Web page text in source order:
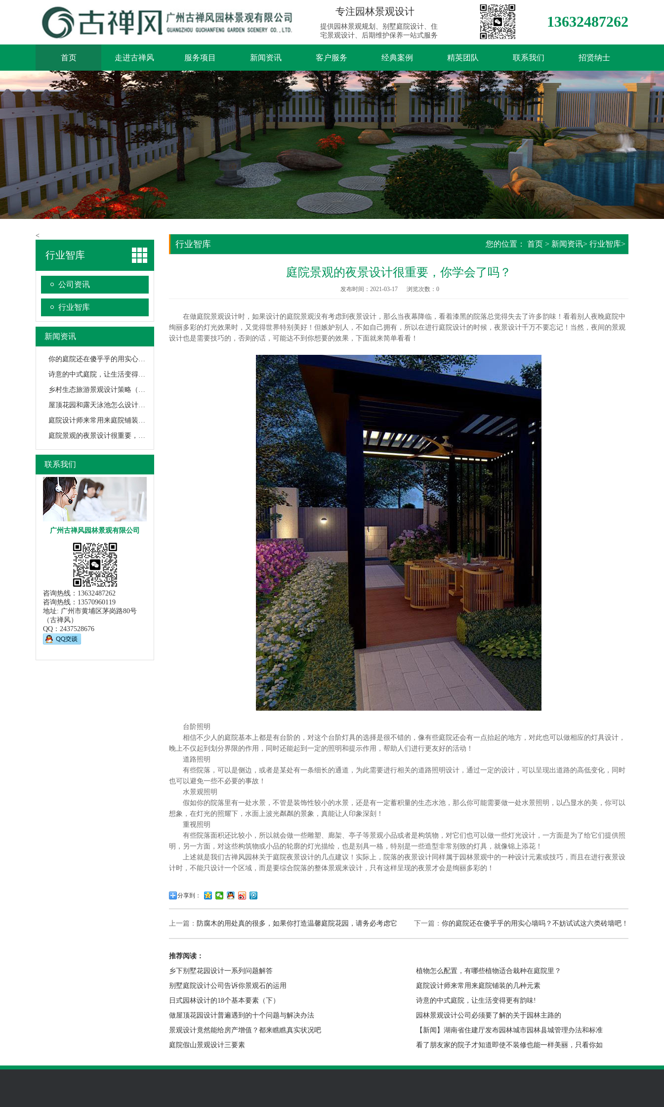
专注园林景观设计
提供园林景观规划、别墅庭院设计、住
宅景观设计、后期维护保养一站式服务
13632487262
首页 走进古禅风 服务项目 新闻资讯 客户服务 经典案例 精英团队 联系我们 招贤纳士
<
行业智库
公司资讯
行业智库
新闻资讯
你的庭院还在傻乎乎的用实心墙吗？不妨试试这六类砖墙吧！
诗意的中式庭院，让生活变得更有韵味!
乡村生态旅游景观设计策略（干货！快来围观）
屋顶花园和露天泳池怎么设计？古禅风给你答案
庭院设计师来常用来庭院铺装的几种元素
庭院景观的夜景设计很重要，你学会了吗？
联系我们
广州古禅风园林景观有限公司
咨询热线：13632487262
咨询热线：13570960119
地址: 广州市黄埔区茅岗路80号
（古禅风）
QQ： 2437528676
行业智库 您的位置： 首页 > 新闻资讯> 行业智库>
庭院景观的夜景设计很重要，你学会了吗？
发布时间：2021-03-17 浏览次数： 0
在做庭院景观设计时，如果设计的庭院景观没有考虑到夜景设计，那么当夜幕降临，看着漆黑的院落总觉得失去了许多韵味！看着别人夜晚庭院中
绚丽多彩的灯光效果时，又觉得世界特别美好！但嫉妒别人，不如自己拥有，所以在进行庭院设计的时候，夜景设计千万不要忘记！当然，夜间的景观
设计也是需要技巧的，否则的话，可能达不到你想要的效果，下面就来简单看看！
台阶照明
相信不少人的庭院基本上都是有台阶的，对这个台阶灯具的选择是很不错的，像有些庭院还会有一点抬起的地方，对此也可以做相应的灯具设计，
晚上不仅起到划分界限的作用，同时还能起到一定的照明和提示作用，帮助人们进行更友好的活动！
道路照明
有些院落，可以是侧边，或者是某处有一条细长的通道，为此需要进行相关的道路照明设计，通过一定的设计，可以呈现出道路的高低变化，同时
也可以避免一些不必要的事故！
水景观照明
假如你的院落里有一处水景，不管是装饰性较小的水景，还是有一定蓄积量的生态水池，那么你可能需要做一处水景照明，以凸显水的美，你可以
想象，在灯光的照耀下，水面上波光粼粼的景象，真能让人印象深刻！
重视照明
有些院落面积还比较小，所以就会做一些雕塑、廊架、亭子等景观小品或者是构筑物，对它们也可以做一些灯光设计，一方面是为了给它们提供照
明，另一方面，对这些构筑物或小品的轮廓的灯光描绘，也是别具一格，特别是一些造型非常别致的灯具，就像锦上添花！
上述就是我们古禅风园林关于庭院夜景设计的几点建议！实际上，院落的夜景设计同样属于园林景观中的一种设计元素或技巧，而且在进行夜景设
计时，不能只设计一个区域，而是要综合院落的整体景观来设计，只有这样呈现的夜景才会是绚丽多彩的！
分享到：
上一篇： 防腐木的用处真的很多，如果你打造温馨庭院花园，请务必考虑它 下一篇： 你的庭院还在傻乎乎的用实心墙吗？不妨试试这六类砖墙吧！
推荐阅读：
乡下别墅花园设计一系列问题解答
别墅庭院设计公司告诉你景观石的运用
日式园林设计的18个基本要素（下）
做屋顶花园设计普遍遇到的十个问题与解决办法
景观设计竟然能给房产增值？都来瞧瞧真实状况吧
庭院假山景观设计三要素
植物怎么配置，有哪些植物适合栽种在庭院里？
庭院设计师来常用来庭院铺装的几种元素
诗意的中式庭院，让生活变得更有韵味!
园林景观设计公司必须要了解的关于园林主路的
【新闻】湖南省住建厅发布园林城市园林县城管理办法和标准
看了朋友家的院子才知道即使不装修也能一样美丽，只看你如